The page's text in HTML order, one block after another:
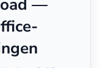
—